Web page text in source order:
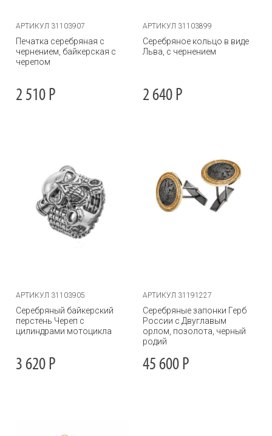
АРТИКУЛ 31103907
Печатка серебряная с
чернением, байкерская с
черепом
2 510 Р
АРТИКУЛ 31103899
Серебряное кольцо в виде
Льва, с чернением
2 640 Р
АРТИКУЛ 31103905
Серебряный байкерский
перстень Череп с
цилиндрами мотоцикла
3 620 Р
АРТИКУЛ 31191227
Серебряные запонки Герб
России с Двуглавым
орлом, позолота, черный
родий
45 600 Р